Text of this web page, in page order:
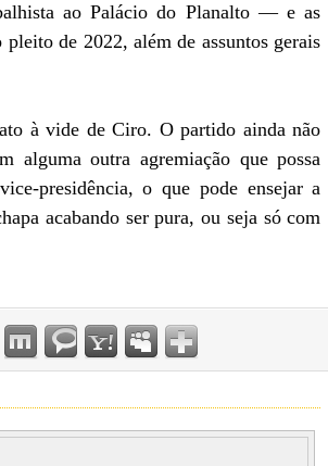
ao Palácio do Planalto — e as
de 2022, além de assuntos gerais
à vide de Ciro. O partido ainda não
alguma outra agremiação que possa
presidência, o que pode ensejar a
acabando ser pura, ou seja só com